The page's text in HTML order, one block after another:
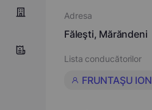
Adresa
Făleşti, Mărăndeni
Lista conducătorilor
FRUNTAŞU ION